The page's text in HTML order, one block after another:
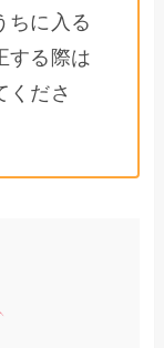
ちに入る
する際は
くださ